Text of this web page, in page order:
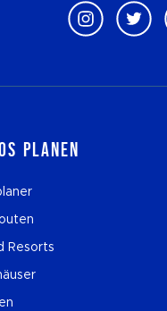
planen
Resorts